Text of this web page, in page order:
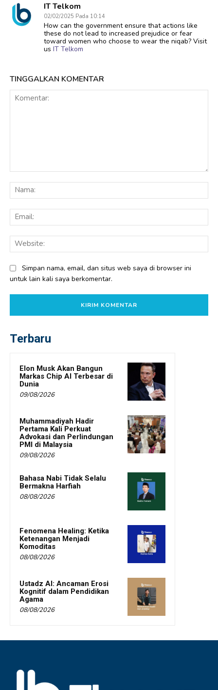
IT Telkom
02/02/2025 Pada 10:14
How can the government ensure that actions like
these do not lead to increased prejudice or fear
toward women who choose to wear the niqab? Visit
us IT Telkom
TINGGALKAN KOMENTAR
Simpan nama, email, dan situs web saya di browser ini
untuk lain kali saya berkomentar.
Terbaru
Elon Musk Akan Bangun
Markas Chip AI Terbesar di
Dunia
09/08/2026
Muhammadiyah Hadir
Pertama Kali Perkuat
Advokasi dan Perlindungan
PMI di Malaysia
09/08/2026
Bahasa Nabi Tidak Selalu
Bermakna Harfiah
08/08/2026
Fenomena Healing: Ketika
Ketenangan Menjadi
Komoditas
08/08/2026
Ustadz AI: Ancaman Erosi
Kognitif dalam Pendidikan
Agama
08/08/2026